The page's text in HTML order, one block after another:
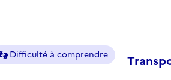
Difficulté à comprendre